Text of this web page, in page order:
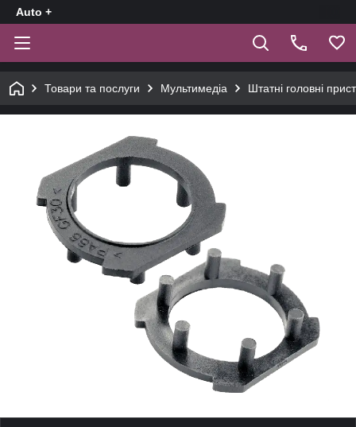
Auto +
Товари та послуги Мультимедіа Штатні головні